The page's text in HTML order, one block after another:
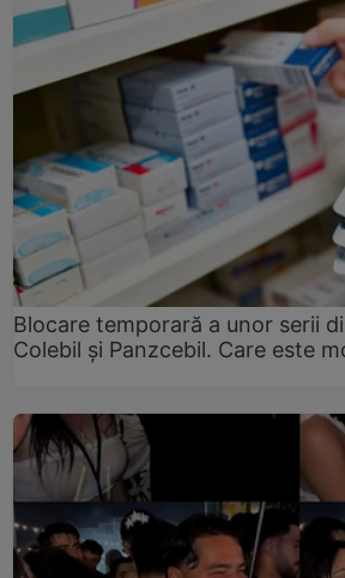
Blocare temporară a unor serii
Colebil și Panzcebil. Care este